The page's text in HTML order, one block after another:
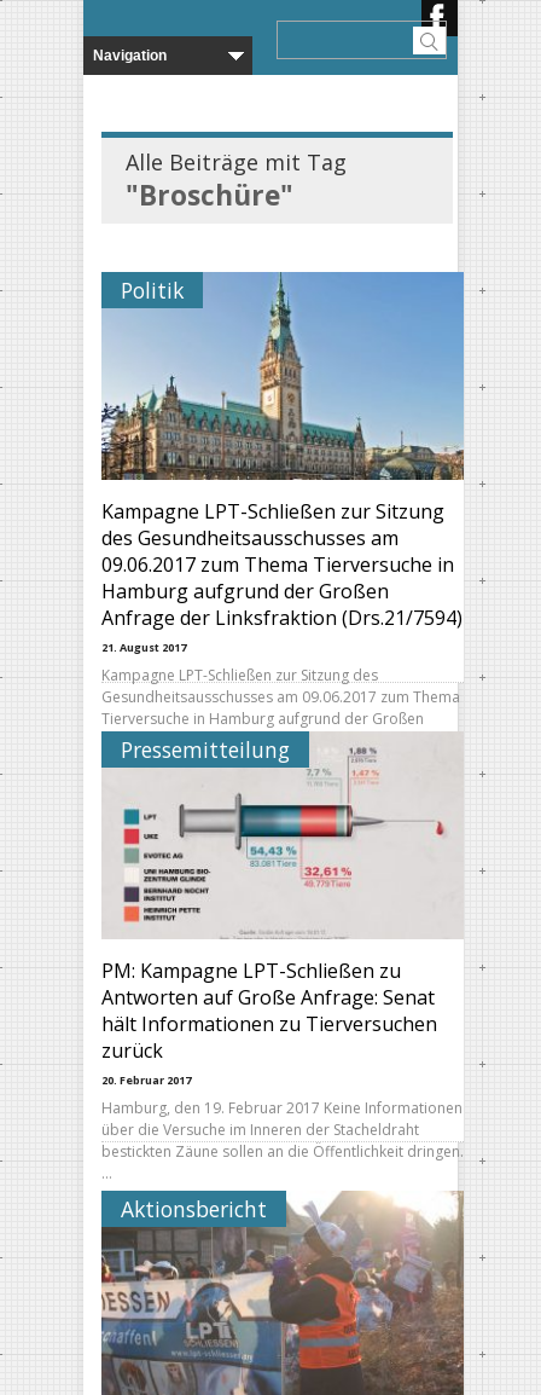
Alle Beiträge mit Tag
"Broschüre"
Politik
Kampagne LPT-Schließen zur Sitzung
des Gesundheitsausschusses am
09.06.2017 zum Thema Tierversuche in
Hamburg aufgrund der Großen
Anfrage der Linksfraktion (Drs.21/7594)
21. August 2017
Kampagne LPT-Schließen zur Sitzung des
Gesundheitsausschusses am 09.06.2017 zum Thema
Tierversuche in Hamburg aufgrund der Großen
Anfrage der Linksfraktion (Drs.21/7594) …
Pressemitteilung
PM: Kampagne LPT-Schließen zu
Antworten auf Große Anfrage: Senat
hält Informationen zu Tierversuchen
zurück
20. Februar 2017
Hamburg, den 19. Februar 2017 Keine Informationen
über die Versuche im Inneren der Stacheldraht
bestickten Zäune sollen an die Öffentlichkeit dringen.
…
Aktionsbericht